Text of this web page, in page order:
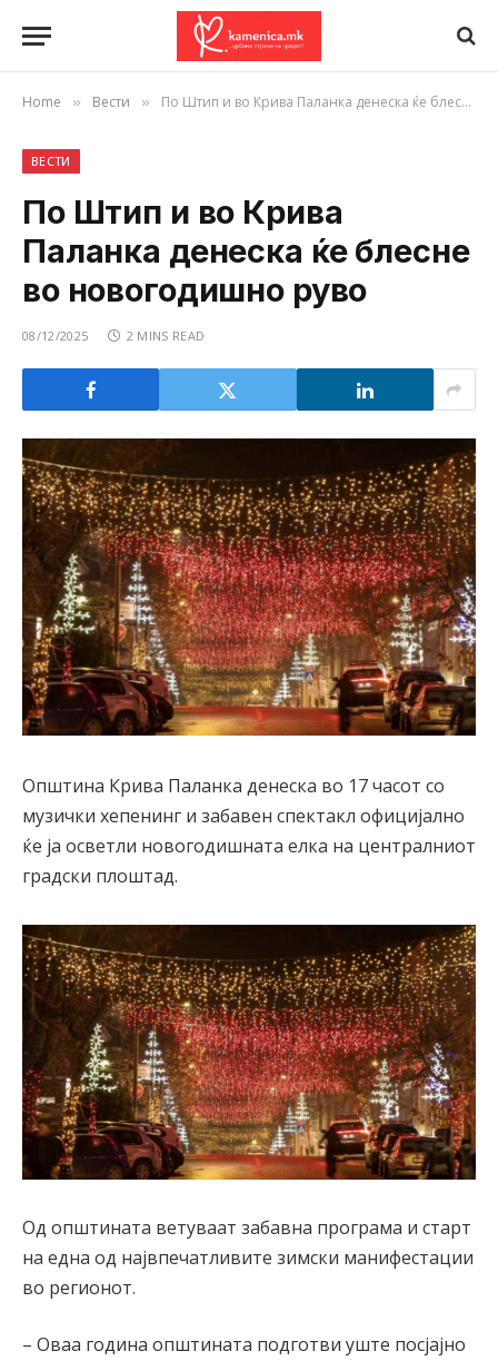
Home » Вести » По Штип и во Крива Паланка денеска ќе блесне во новогодишно руво
ВЕСТИ
По Штип и во Крива
Паланка денеска ќе блесне
во новогодишно руво
08/12/2025 2 MINS READ
Општина Крива Паланка денеска во 17 часот со
музички хепенинг и забавен спектакл официјално
ќе ја осветли новогодишната елка на централниот
градски плоштад.
Од општината ветуваат забавна програма и старт
на една од највпечатливите зимски манифестации
во регионот.
– Оваа година општината подготви уште посјајно